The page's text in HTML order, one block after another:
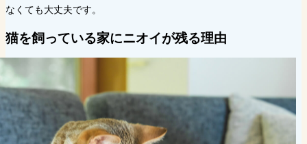
なくても大丈夫です。
猫を飼っている家にニオイが残る理由